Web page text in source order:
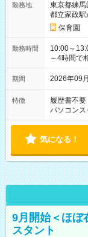
勤務地
東京都練馬
都立家政
保育園
勤務時間
10:00～
～4時間で
期間 2026年09
特徴 履歴書不要
パソコンス
気になる！
9月開始＜ほぼ
スタント